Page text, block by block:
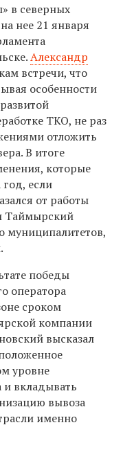
в северных
нее 21 января
Александр
встречи, что
особенности
ТКО, не раз
отложить
В итоге
которые
если
от работы
Таймырский
муниципалитетов,
победы
оператора
сроком
компании
высказал
уровне
и вкладывать
вывоза
именно